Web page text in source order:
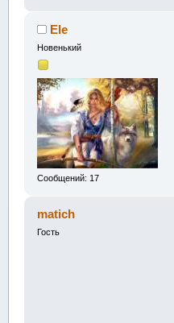
Ele
Новенький
Сообщений: 17
matich
Гость